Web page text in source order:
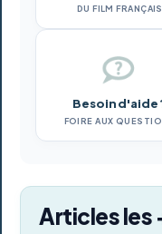
DU FILM FRANÇAIS
Besoin d'aide
FOIRE AUX
Articles les